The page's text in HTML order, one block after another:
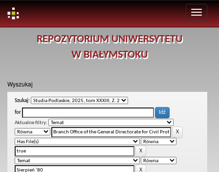
REPOZYTORIUM UNIWERSYTETU
W BIAŁYMSTOKU
Wyszukaj
Szukaj:
for
Aktualne filtry: